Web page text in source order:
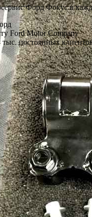
Форд Фокус в
Ford Motor Company
тыс. постоянных